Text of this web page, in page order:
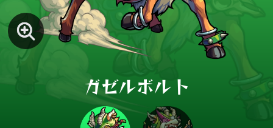
ガゼルボルト